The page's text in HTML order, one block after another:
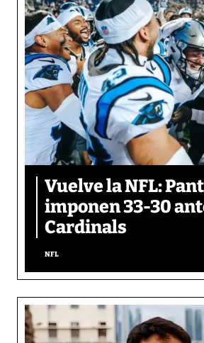
Vuelve la NFL:
imponen 33-30
Cardinals
NFL